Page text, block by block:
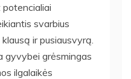
potencialiai
svarbius
ir pusiausvyrą.
gyvybei grėsmingas
ilgalaikės